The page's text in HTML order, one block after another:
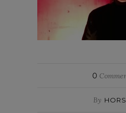
0
By